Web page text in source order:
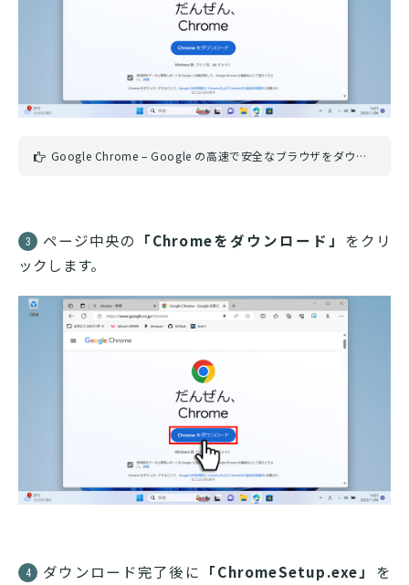
Google Chrome – Google の高速で安全なブラウザをダウンロード
3 ページ中央の 「Chromeをダウンロード」
をクリ
ックします。
4 ダウンロード完了後に 「ChromeSetup.exe」
を